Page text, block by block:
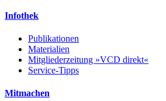
Infothek
Publikationen
Materialien
Mitgliederzeitung »VCD direkt«
Service-Tipps
Mitmachen